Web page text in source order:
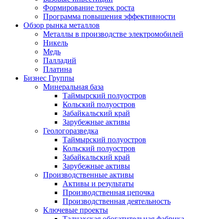
Формирование точек роста
Программа повышения эффективности
Обзор рынка металлов
Металлы в производстве электромобилей
Никель
Медь
Палладий
Платина
Бизнес Группы
Минеральная база
Таймырский полуостров
Кольский полуостров
Забайкальский край
Зарубежные активы
Геологоразведка
Таймырский полуостров
Кольский полуостров
Забайкальский край
Зарубежные активы
Производственные активы
Активы и результаты
Производственная цепочка
Производственная деятельность
Ключевые проекты